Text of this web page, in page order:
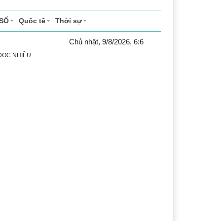
Quốc tế Thời sự
Chủ nhật, 9/8/2026, 6:6
thao
NHIỀU